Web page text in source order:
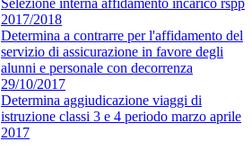
Selezione interna affidamento incarico rspp
2017/2018
Determina a contrarre per l'affidamento del
servizio di assicurazione in favore degli
alunni e personale con decorrenza
29/10/2017
Determina aggiudicazione viaggi di
istruzione classi 3 e 4 periodo marzo aprile
2017